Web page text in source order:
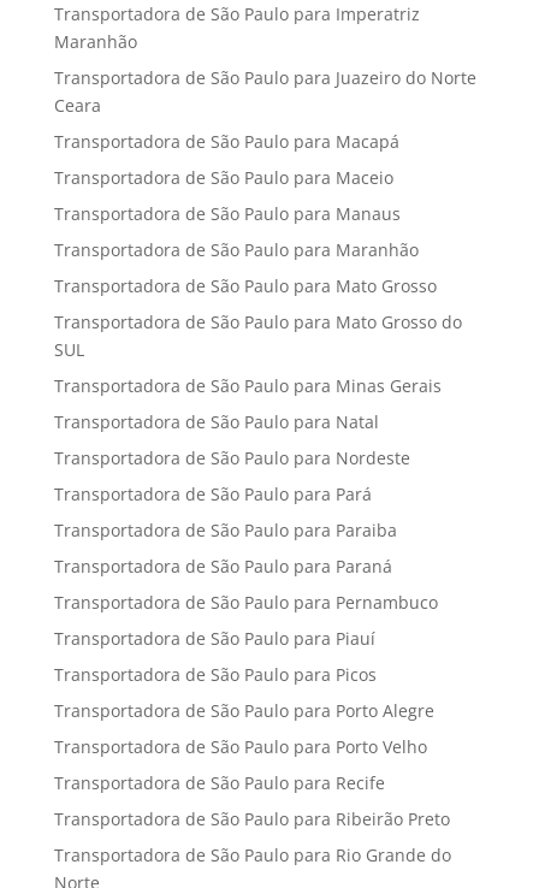
Transportadora de São Paulo para Imperatriz
Maranhão
Transportadora de São Paulo para Juazeiro do Norte
Ceara
Transportadora de São Paulo para Macapá
Transportadora de São Paulo para Maceio
Transportadora de São Paulo para Manaus
Transportadora de São Paulo para Maranhão
Transportadora de São Paulo para Mato Grosso
Transportadora de São Paulo para Mato Grosso do
SUL
Transportadora de São Paulo para Minas Gerais
Transportadora de São Paulo para Natal
Transportadora de São Paulo para Nordeste
Transportadora de São Paulo para Pará
Transportadora de São Paulo para Paraiba
Transportadora de São Paulo para Paraná
Transportadora de São Paulo para Pernambuco
Transportadora de São Paulo para Piauí
Transportadora de São Paulo para Picos
Transportadora de São Paulo para Porto Alegre
Transportadora de São Paulo para Porto Velho
Transportadora de São Paulo para Recife
Transportadora de São Paulo para Ribeirão Preto
Transportadora de São Paulo para Rio Grande do
Norte